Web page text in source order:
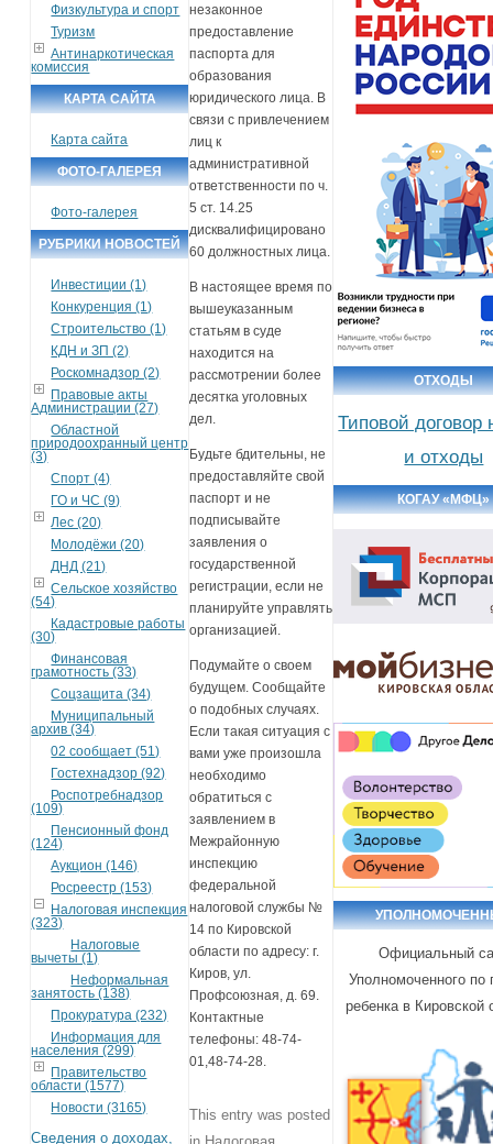
Физкультура и спорт
Туризм
Антинаркотическая
комиссия
КАРТА САЙТА
Карта сайта
ФОТО-ГАЛЕРЕЯ
Фото-галерея
РУБРИКИ НОВОСТЕЙ
Инвестиции (1)
Конкуренция (1)
Строительство (1)
КДН и ЗП (2)
Роскомнадзор (2)
Правовые акты
Администрации (27)
Областной
природоохранный центр
(3)
Спорт (4)
ГО и ЧС (9)
Лес (20)
Молодёжи (20)
ДНД (21)
Сельское хозяйство
(54)
Кадастровые работы
(30)
Финансовая
грамотность (33)
Соцзащита (34)
Муниципальный
архив (34)
02 сообщает (51)
Гостехнадзор (92)
Роспотребнадзор
(109)
Пенсионный фонд
(124)
Аукцион (146)
Росреестр (153)
Налоговая инспекция
(323)
Налоговые
вычеты (1)
Неформальная
занятость (138)
Прокуратура (232)
Информация для
населения (299)
Правительство
области (1577)
Новости (3165)
Сведения о доходах,
незаконное
предоставление
паспорта для
образования
юридического лица. В
связи с привлечением
лиц к
административной
ответственности по ч.
5 ст. 14.25
дисквалифицировано
60 должностных лица.
В настоящее время по
вышеуказанным
статьям в суде
находится на
рассмотрении более
десятка уголовных
дел.
Будьте бдительны, не
предоставляйте свой
паспорт и не
подписывайте
заявления о
государственной
регистрации, если не
планируйте управлять
организацией.
Подумайте о своем
будущем. Сообщайте
о подобных случаях.
Если такая ситуация с
вами уже произошла
необходимо
обратиться с
заявлением в
Межрайонную
инспекцию
федеральной
налоговой службы №
14 по Кировской
области по адресу: г.
Киров, ул.
Профсоюзная, д. 69.
Контактные
телефоны: 48-74-
01,48-74-28.
This entry was posted
ОТХОДЫ
Типовой договор
и отходы
КОГАУ «МФЦ»
Официальный
Уполномоченного по
ребенка в Кировской